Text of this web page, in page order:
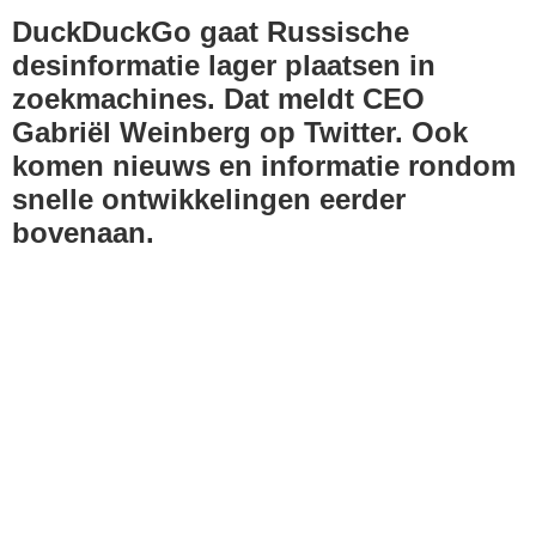
DuckDuckGo gaat Russische
desinformatie lager plaatsen in
zoekmachines. Dat meldt CEO
Gabriël Weinberg op Twitter. Ook
komen nieuws en informatie rondom
snelle ontwikkelingen eerder
bovenaan.